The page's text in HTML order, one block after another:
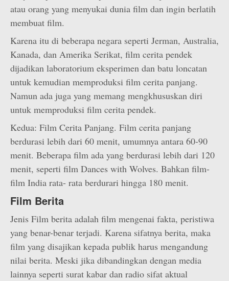
atau orang yang menyukai dunia film dan ingin berlatih
membuat film.
Karena itu di beberapa negara seperti Jerman, Australia,
Kanada, dan Amerika Serikat, film cerita pendek
dijadikan laboratorium eksperimen dan batu loncatan
untuk kemudian memproduksi film cerita panjang.
Namun ada juga yang memang mengkhususkan diri
untuk memproduksi film cerita pendek.
Kedua: Film Cerita Panjang. Film cerita panjang
berdurasi lebih dari 60 menit, umumnya antara 60-90
menit. Beberapa film ada yang berdurasi lebih dari 120
menit, seperti film Dances with Wolves. Bahkan film-
film India rata- rata berdurari hingga 180 menit.
Film Berita
Jenis Film berita adalah film mengenai fakta, peristiwa
yang benar-benar terjadi. Karena sifatnya berita, maka
film yang disajikan kepada publik harus mengandung
nilai berita. Meski jika dibandingkan dengan media
lainnya seperti surat kabar dan radio sifat aktual